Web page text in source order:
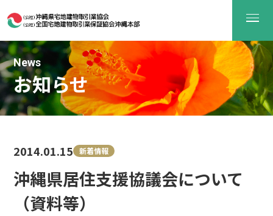
News
お知らせ
沖縄県居住支援協議会について
（資料等）
2014.01.15 新着情報